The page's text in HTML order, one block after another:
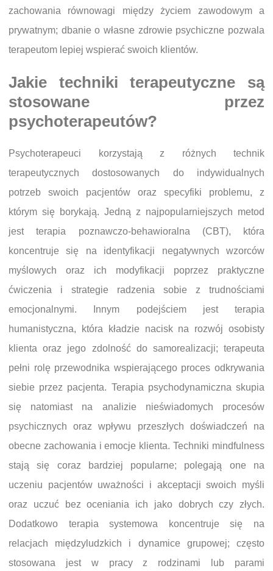
zachowania równowagi między życiem zawodowym a
prywatnym; dbanie o własne zdrowie psychiczne pozwala
terapeutom lepiej wspierać swoich klientów.
Jakie techniki terapeutyczne są
stosowane przez
psychoterapeutów?
Psychoterapeuci korzystają z różnych technik
terapeutycznych dostosowanych do indywidualnych
potrzeb swoich pacjentów oraz specyfiki problemu, z
którym się borykają. Jedną z najpopularniejszych metod
jest terapia poznawczo-behawioralna (CBT), która
koncentruje się na identyfikacji negatywnych wzorców
myślowych oraz ich modyfikacji poprzez praktyczne
ćwiczenia i strategie radzenia sobie z trudnościami
emocjonalnymi. Innym podejściem jest terapia
humanistyczna, która kładzie nacisk na rozwój osobisty
klienta oraz jego zdolność do samorealizacji; terapeuta
pełni rolę przewodnika wspierającego proces odkrywania
siebie przez pacjenta. Terapia psychodynamiczna skupia
się natomiast na analizie nieświadomych procesów
psychicznych oraz wpływu przeszłych doświadczeń na
obecne zachowania i emocje klienta. Techniki mindfulness
stają się coraz bardziej popularne; polegają one na
uczeniu pacjentów uważności i akceptacji swoich myśli
oraz uczuć bez oceniania ich jako dobrych czy złych.
Dodatkowo terapia systemowa koncentruje się na
relacjach międzyludzkich i dynamice grupowej; często
stosowana jest w pracy z rodzinami lub parami